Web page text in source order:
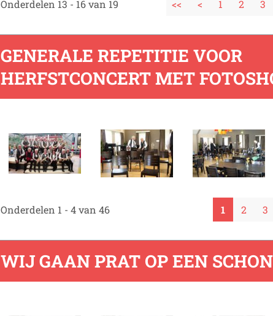
Onderdelen 13 - 16 van 19 << < 1 2 3
GENERALE REPETITIE VOOR
HERFSTCONCERT MET
Onderdelen 1 - 4 van 46 1 2 3
WIJ GAAN PRAT OP EEN